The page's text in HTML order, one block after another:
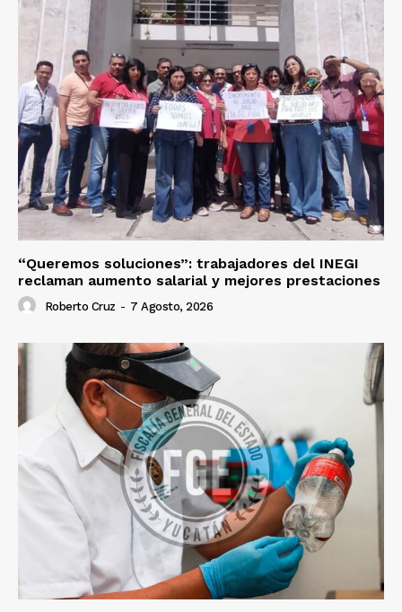
“Queremos soluciones”: trabajadores del INEGI
reclaman aumento salarial y mejores prestaciones
Roberto Cruz - 7 Agosto, 2026